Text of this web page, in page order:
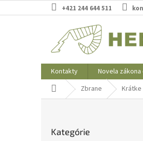
na
+421 244 644 511
Kontakty Novela
Domov Zbrane Krátke
kategórie
Kategórie